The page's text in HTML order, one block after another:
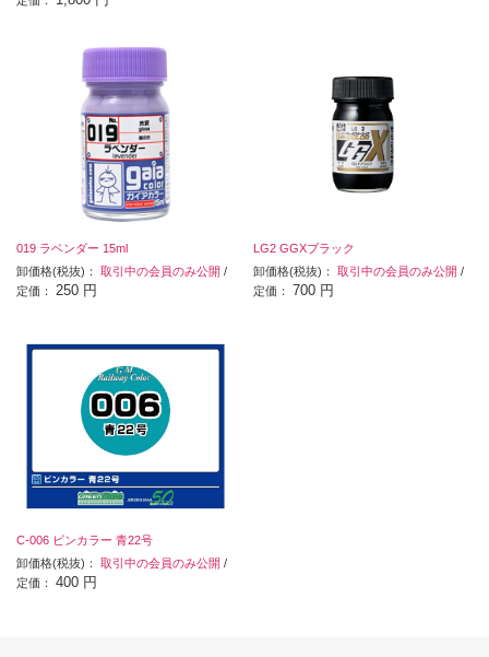
019 ラベンダー 15ml
卸価格(税抜)： 取引中の会員のみ公開 /
定価： 250 円
LG2 GGXブラック
卸価格(税抜)：取引中の会員のみ公開 /
定価： 700 円
C-006 ビンカラー 青22号
卸価格(税抜)： 取引中の会員のみ公開 /
定価： 400 円